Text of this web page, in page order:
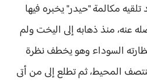
مكالمة "حيدر" يخبره فيها
عنه، منذ ذهابه إلى اليخت ولم
السوداء وهو يخطف نظرة
المحيط، ثم تطلع إلى من أتى